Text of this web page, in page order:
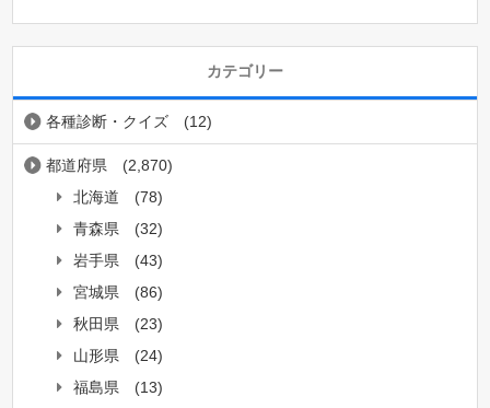
カテゴリー
各種診断・クイズ (12)
都道府県
(2,870)
北海道
(78)
青森県
(32)
岩手県
(43)
宮城県
(86)
秋田県
(23)
山形県
(24)
福島県
(13)